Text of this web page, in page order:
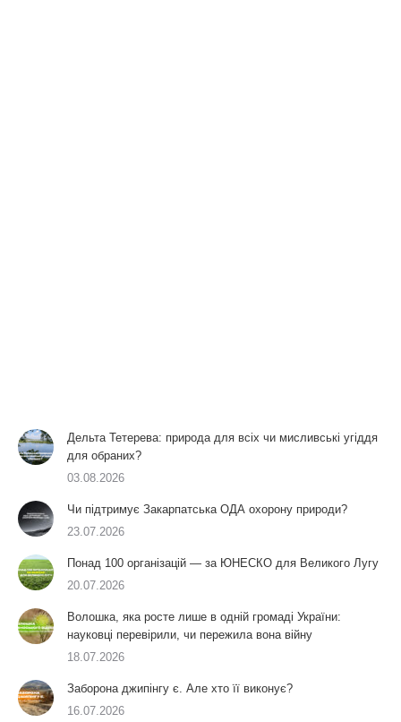
Дельта Тетерева: природа для всіх чи мисливські угіддя
для обраних?
03.08.2026
Чи підтримує Закарпатська ОДА охорону природи?
23.07.2026
Понад 100 організацій — за ЮНЕСКО для Великого Лугу
20.07.2026
Волошка, яка росте лише в одній громаді України:
науковці перевірили, чи пережила вона війну
18.07.2026
Заборона джипінгу є. Але хто її виконує?
16.07.2026